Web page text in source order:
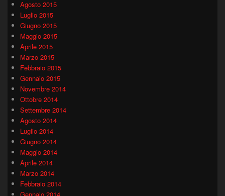
Agosto 2015
Luglio 2015
Giugno 2015
Maggio 2015
Aprile 2015
Marzo 2015
Febbraio 2015
Gennaio 2015
Novembre 2014
Ottobre 2014
Settembre 2014
Agosto 2014
Luglio 2014
Giugno 2014
Maggio 2014
Aprile 2014
Marzo 2014
Febbraio 2014
Gennaio 2014